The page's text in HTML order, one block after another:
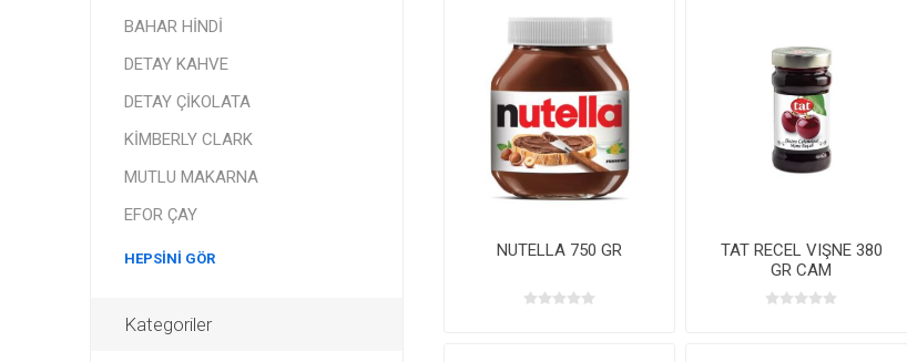
NUTELLA 750 GR
TAT RECEL VIŞNE 380
GR CAM
BAHAR HİNDİ
DETAY KAHVE
DETAY ÇİKOLATA
KİMBERLY CLARK
MUTLU MAKARNA
EFOR ÇAY
HEPSINI GÖR
Kategoriler